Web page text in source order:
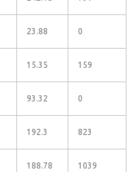
23.88 0
15.35 159
93.32 0
192.3 823
188.78 1039